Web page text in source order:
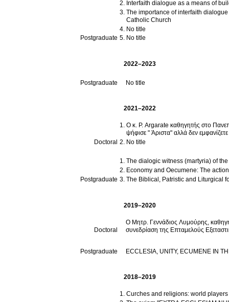
Postgraduate
Interfaith dialogue as a means of
The importance of interfaith
Catholic Church
No title
No title
2022–2023
Postgraduate No title
2021–2022
Doctoral
Ο κ. P. Argarate καθηγητής στο
ψήφισε " Άριστα" αλλά δεν
No title
Postgraduate
The dialogic witness (martyria) of
Economy and Oecumene: Τhe
The Biblical, Patristic and Liturgical
2019–2020
Doctoral
Ο Μητρ. Γεννάδιος Λυμούρης,
συνεδρίαση της Επταμελούς
Postgraduate ECCLESIA, UNITY, ECUMENE IN
2018–2019
Curches and religions: world